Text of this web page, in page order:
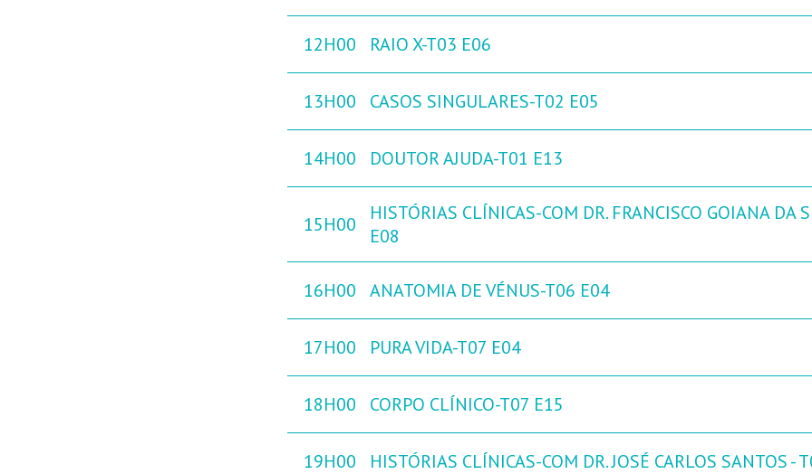
12H00 RAIO X-T03 E06
13H00 CASOS SINGULARES-T02 E05
14H00 DOUTOR AJUDA-T01 E13
15H00
HISTÓRIAS CLÍNICAS-COM DR. FRANCISCO GOIANA DA
E08
16H00 ANATOMIA DE VÉNUS-T06 E04
17H00 PURA VIDA-T07 E04
18H00 CORPO CLÍNICO-T07 E15
19H00 HISTÓRIAS CLÍNICAS-COM DR. JOSÉ CARLOS SANTOS -